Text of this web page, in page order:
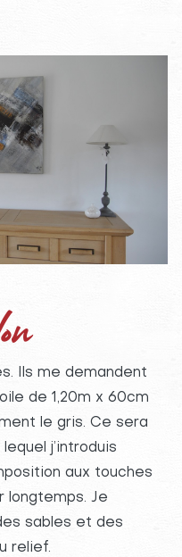
Ils me demandent
de 1,20m x 60cm
le gris. Ce sera
j’introduis
aux touches
longtemps. Je
sables et des
relief.